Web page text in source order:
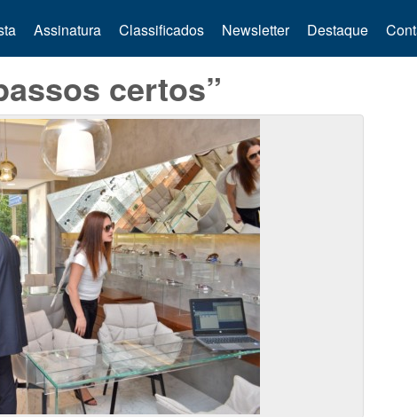
Assinatura Classificados Newsletter Destaque
certos”